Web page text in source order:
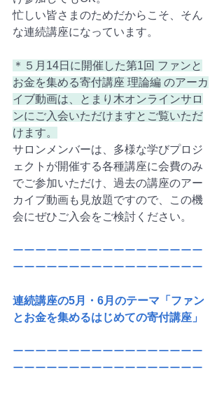
忙しい皆さまのためだからこそ、そん
な連続講座になっています。
＊５月14日に開催した第1回 ファンと
お金を集める寄付講座 理論編 のアーカ
イブ動画は、とまり木オンラインサロ
ンにご入会いただけますとご覧いただ
けます。
サロンメンバーは、多様な学びプロジ
ェクトが開催する各種講座に会費のみ
でご参加いただけ、過去の講座のアー
カイブ動画も見放題ですので、この機
会にぜひご入会をご検討ください。
ーーーーーーーーーーーーーーーーー
ーーーーーーーーーーーーーーーーー
連続講座の5月・6月のテーマ「ファン
とお金を集めるはじめての寄付講座」
ーーーーーーーーーーーーーーーーー
ーーーーーーーーーーーーーーーーー